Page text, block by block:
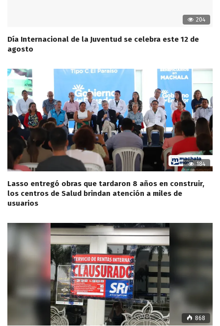
204
Día Internacional de la Juventud se celebra este 12 de
agosto
184
Lasso entregó obras que tardaron 8 años en construir,
los centros de Salud brindan atención a miles de
usuarios
868